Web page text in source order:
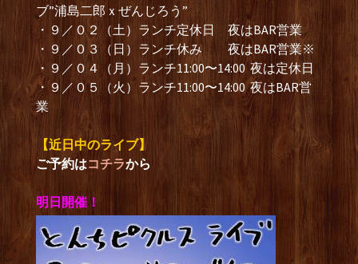
ブ”浦島二郎ｘぜんじろう”
・９／０２（土）ランチ定休日 夜はBAR営業
・９／０３（日）ランチ休み 夜はBAR営業※
・９／０４（月）ランチ11:00〜14:00 夜は定休日
・９／０５（火）ランチ11:00〜14:00 夜はBAR営
業
【近日中のライブ】
ご予約はコチラから
明日開催！